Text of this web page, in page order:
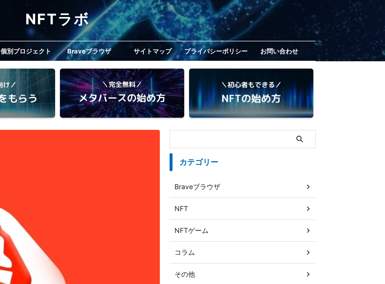
NFTラボ
個別プロジェクト Braveブラウザ サイトマップ プライバシーポリシー お問い合わせ
カテゴリー
Braveブラウザ
NFT
NFTゲーム
コラム
その他